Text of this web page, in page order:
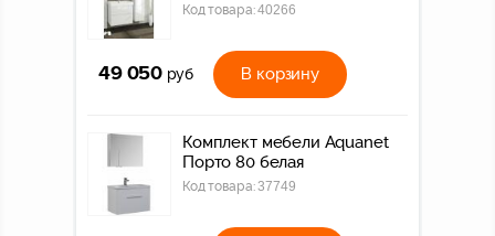
Код товара:40266
49 050 руб В корзину
Комплект мебели Aquanet
Порто 80 белая
Код товара:37749